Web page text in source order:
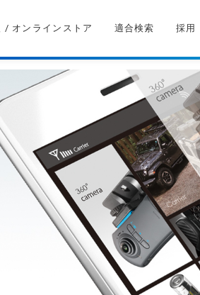
/ オンラインストア 適合検索 採用